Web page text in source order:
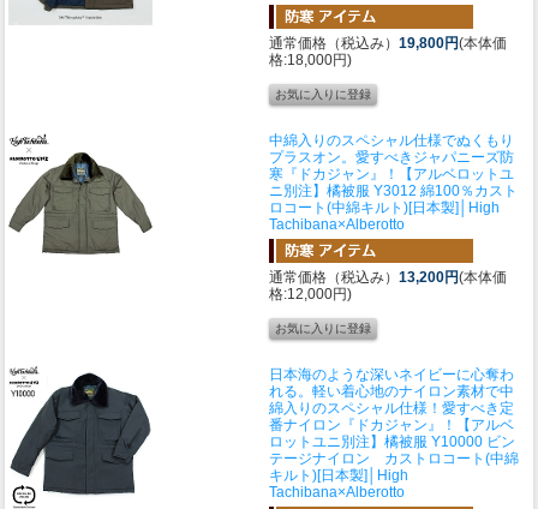
通常価格（税込み） 19,800円(本体価
格:18,000円)
中綿入りのスペシャル仕様でぬくもり
プラスオン。愛すべきジャパニーズ防
寒『ドカジャン』！
【アルベロットユ
ニ別注】橘被服 Y3012 綿100％カスト
ロコート(中綿キルト)[日本製]│High
Tachibana×Alberotto
通常価格（税込み） 13,200円(本体価
格:12,000円)
日本海のような深いネイビーに心奪わ
れる。軽い着心地のナイロン素材で中
綿入りのスペシャル仕様！愛すべき定
番ナイロン『ドカジャン』！
【アルベ
ロットユニ別注】橘被服 Y10000 ビン
テージナイロン カストロコート(中綿
キルト)[日本製]│High
Tachibana×Alberotto